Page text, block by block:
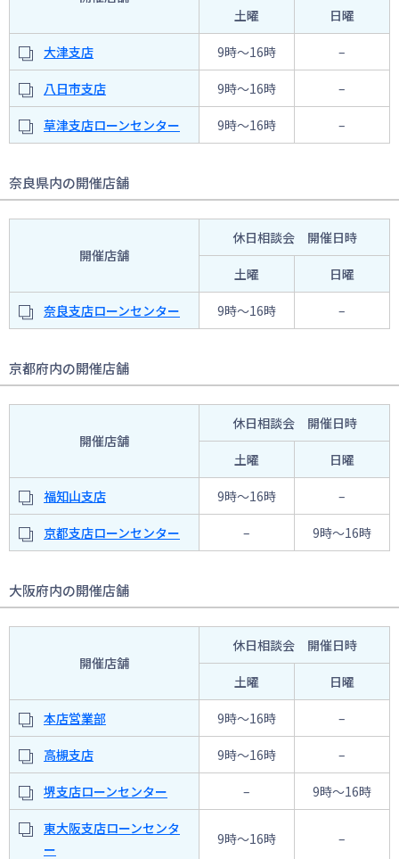
土曜
日曜
大津支店 9時〜16時 –
八日市支店 9時〜16時 –
草津支店ローンセンター 9時〜16時 –
奈良県内の開催店舗
開催店舗
休日相談会 開催日時
土曜 日曜
奈良支店ローンセンター 9時〜16時 –
京都府内の開催店舗
開催店舗
休日相談会 開催日時
土曜 日曜
福知山支店 9時〜16時 –
京都支店ローンセンター – 9時〜16時
大阪府内の開催店舗
開催店舗
休日相談会 開催日時
土曜 日曜
本店営業部 9時〜16時 –
高槻支店 9時〜16時 –
堺支店ローンセンター – 9時〜16時
東大阪支店ローンセンタ
ー
9時〜16時 –